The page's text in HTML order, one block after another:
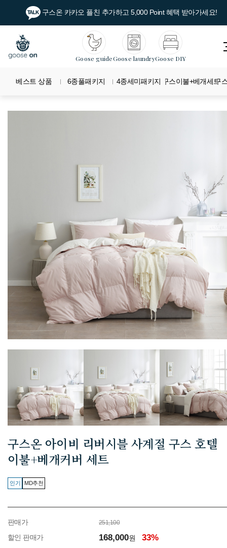
구스온 카카오 플친 추가하고 5,000 Point 혜택 받아가세요!
Goose guideGoose laundryGoose DIY
베스트 상품 6종풀패키지 4종세미패키지 구스이불+베개세트
구
구스온 아이비 리버시블 사계절 구스 호텔
이불+베개커버 세트
인기 MD추천
판매가 251,100
할인 판매가 168,000원 33%